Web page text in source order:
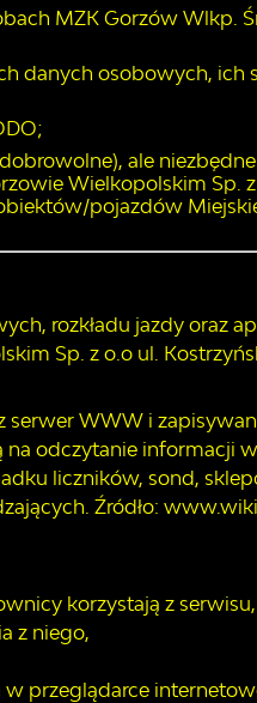
MZK Gorzów Wlkp.
danych osobowych, ich
ale
Wielkopolskim Sp.
pojazdów
rozkładu jazdy oraz
Sp. z o.o ul.
serwer WWW i
odczytanie informacji
liczników, sond,
Źródło:
korzystają z serwisu,
z niego,
w przeglądarce